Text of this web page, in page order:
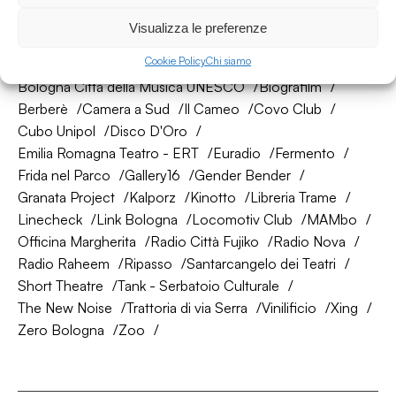
Visualizza le preferenze
Cookie PolicyChi siamo
La nostra rete di amici
AtelierSì
Baumhaus
Bologna Città della Musica UNESCO
Biografilm
Berberè
Camera a Sud Il Cameo
Covo Club
Cubo Unipol
Disco D'Oro
Emilia Romagna Teatro - ERT
Euradio
Fermento
Frida nel Parco
Gallery16
Gender Bender
Granata Project
Kalporz Kinotto
Libreria Trame
Linecheck
Link Bologna Locomotiv Club
MAMbo
Officina Margherita
Radio Città Fujiko
Radio Nova
Radio Raheem
Ripasso
Santarcangelo dei Teatri
Short Theatre
Tank - Serbatoio Culturale
The New Noise
Trattoria di via Serra Vinilificio
Xing
Zero Bologna
Zoo